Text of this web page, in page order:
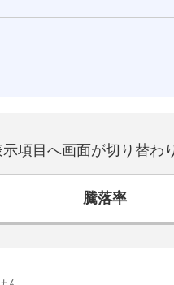
項目へ画面が切り替わ
騰落率